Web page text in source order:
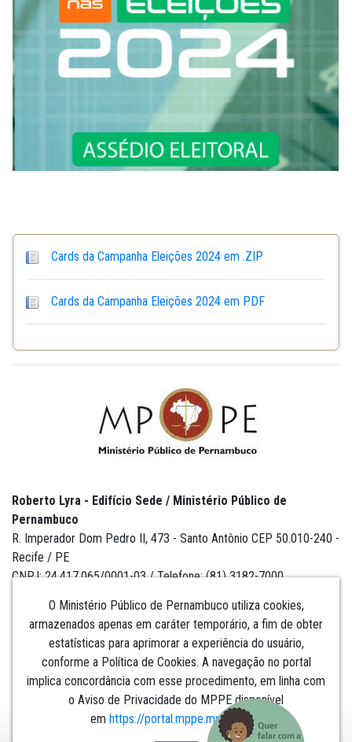
Cards da Campanha Eleições 2024 em .ZIP
Cards da Campanha Eleições 2024 em PDF
O Ministério Público de Pernambuco utiliza cookies,
armazenados apenas em caráter temporário, a fim de obter
estatísticas para aprimorar a experiência do usuário,
conforme a Política de Cookies. A navegação no portal
implica concordância com esse procedimento, em linha com
o Aviso de Privacidade do MPPE disponível
em https://portal.mppe.mp.br/lgpd.​​​​​​​
Roberto Lyra - Edifício Sede / Ministério Público de
Pernambuco
R. Imperador Dom Pedro II, 473 - Santo Antônio CEP 50.010-240 -
Recife / PE
CNPJ: 24.417.065/0001-03 / Telefone: (81) 3182-7000
Institucional
Comunicação